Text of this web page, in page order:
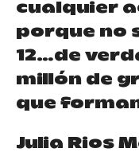
cualquier
porque no
12…de
millón de
que
Julia Rios